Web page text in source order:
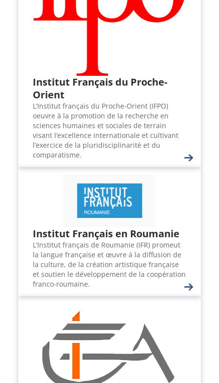
Institut Français du Proche-
Orient
L’Institut français du Proche-Orient (IFPO)
oeuvre à la promotion de la recherche en
sciences humaines et sociales de terrain
visant l’excellence internationale et cultivant
l’exercice de la pluridisciplinarité et du
comparatisme.
Institut Français en Roumanie
L’Institut français de Roumanie (IFR) promeut
la langue française et œuvre à la diffusion de
la culture, de la création artistique française
et soutien le développement de la coopération
franco-roumaine.